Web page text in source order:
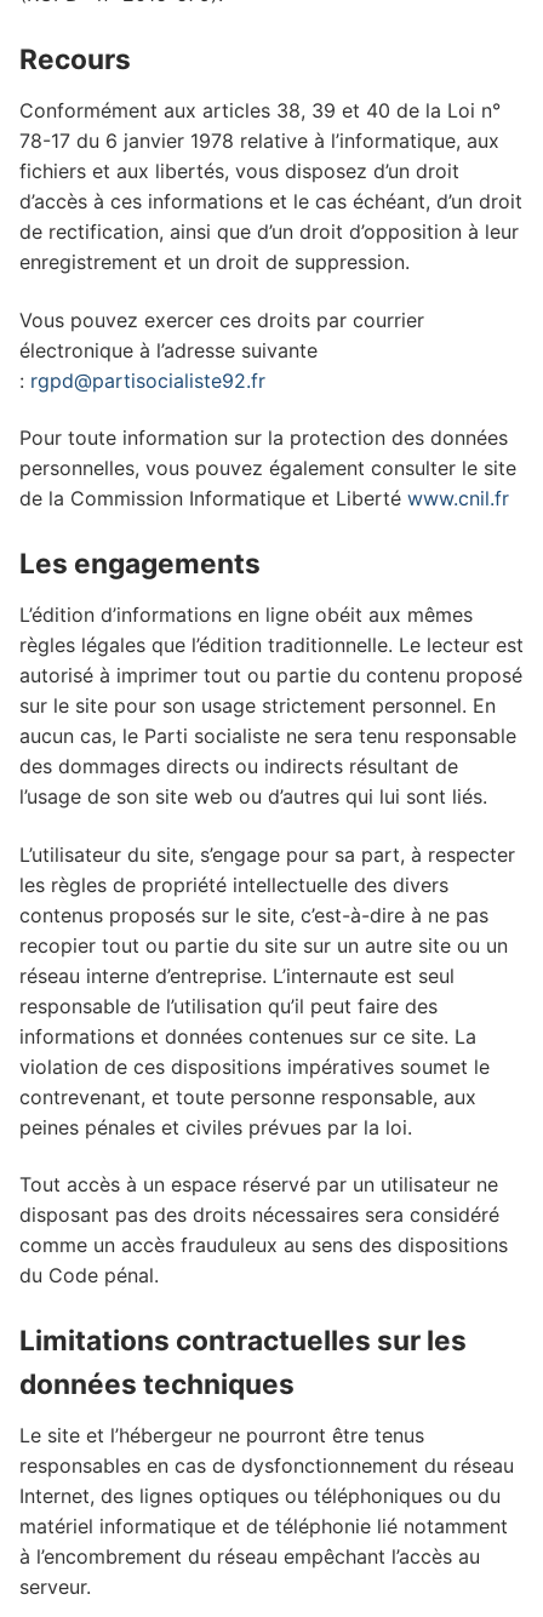
Recours
Conformément aux articles 38, 39 et 40 de la Loi n°
78-17 du 6 janvier 1978 relative à l’informatique, aux
fichiers et aux libertés, vous disposez d’un droit
d’accès à ces informations et le cas échéant, d’un droit
de rectification, ainsi que d’un droit d’opposition à leur
enregistrement et un droit de suppression.
Vous pouvez exercer ces droits par courrier
électronique à l’adresse suivante
: rgpd@partisocialiste92.fr
Pour toute information sur la protection des données
personnelles, vous pouvez également consulter le site
de la Commission Informatique et Liberté www.cnil.fr
Les engagements
L’édition d’informations en ligne obéit aux mêmes
règles légales que l’édition traditionnelle. Le lecteur est
autorisé à imprimer tout ou partie du contenu proposé
sur le site pour son usage strictement personnel. En
aucun cas, le Parti socialiste ne sera tenu responsable
des dommages directs ou indirects résultant de
l’usage de son site web ou d’autres qui lui sont liés.
L’utilisateur du site, s’engage pour sa part, à respecter
les règles de propriété intellectuelle des divers
contenus proposés sur le site, c’est-à-dire à ne pas
recopier tout ou partie du site sur un autre site ou un
réseau interne d’entreprise. L’internaute est seul
responsable de l’utilisation qu’il peut faire des
informations et données contenues sur ce site. La
violation de ces dispositions impératives soumet le
contrevenant, et toute personne responsable, aux
peines pénales et civiles prévues par la loi.
Tout accès à un espace réservé par un utilisateur ne
disposant pas des droits nécessaires sera considéré
comme un accès frauduleux au sens des dispositions
du Code pénal.
Limitations contractuelles sur les
données techniques
Le site et l’hébergeur ne pourront être tenus
responsables en cas de dysfonctionnement du réseau
Internet, des lignes optiques ou téléphoniques ou du
matériel informatique et de téléphonie lié notamment
à l’encombrement du réseau empêchant l’accès au
serveur.